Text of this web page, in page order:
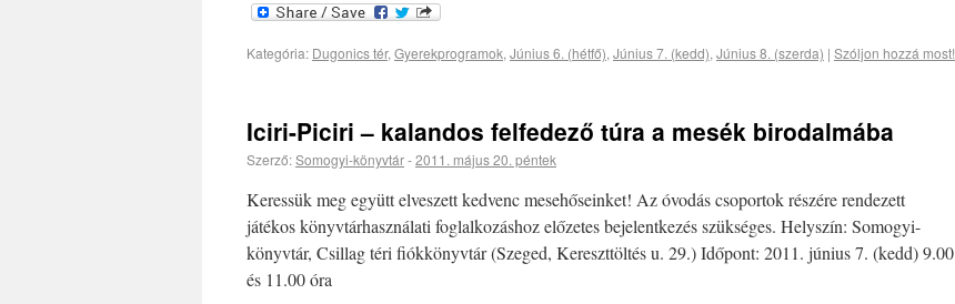
Kategória: Dugonics tér,Gyerekprogramok,Június 6. (hétfő),Június 7. (kedd),Június 8. (szerda) | Szóljon hozzá most!
Iciri-Piciri – kalandos felfedező túra a mesék birodalmába
Szerző:Somogyi-könyvtár-2011. május 20. péntek
Keressük meg együtt elveszett kedvenc mesehőseinket! Az óvodás csoportok részére rendezett
játékos könyvtárhasználati foglalkozáshoz előzetes bejelentkezés szükséges. Helyszín: Somogyi-
könyvtár, Csillag téri fiókkönyvtár (Szeged, Kereszttöltés u. 29.) Időpont: 2011. június 7. (kedd) 9.00
és 11.00 óra